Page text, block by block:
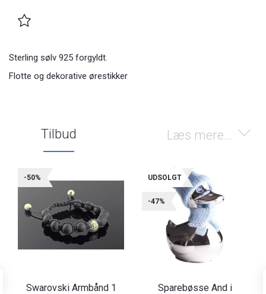
Sterling sølv 925 forgyldt.
Flotte og dekorative ørestikker
Læs mere...
Tilbud
-50%
Swarovski Armbånd 1
UDSOLGT
-47%
Sparebøsse And i